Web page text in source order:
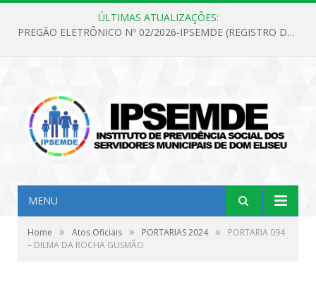
ÚLTIMAS ATUALIZAÇÕES:
PREGÃO ELETRÔNICO Nº 02/2026-IPSEMDE (REGISTRO DE PREÇOS PARA FUTURA E EVENTUAL AQUISIÇÃO DE MATERIAL DE LIMPEZA E GÊNEROS ALIMENTÍCIOS PARA ATENDER AS NECESSIDADES DO INSTITUTO DE PREVIDÊNCIA SOCIAL DOS SERVIDORES MUNICIPAIS DE DOM ELISEU.)
MENU
Home » Atos Oficiais » PORTARIAS 2024 »
PORTARIA 094
– DILMA DA ROCHA GUSMÃO